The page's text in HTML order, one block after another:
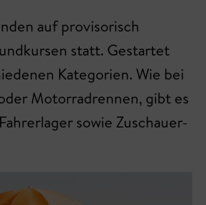
auf provisorisch
statt. Gestartet
Kategorien. Wie bei
Motorradrennen, gibt es
sowie Zuschauer-